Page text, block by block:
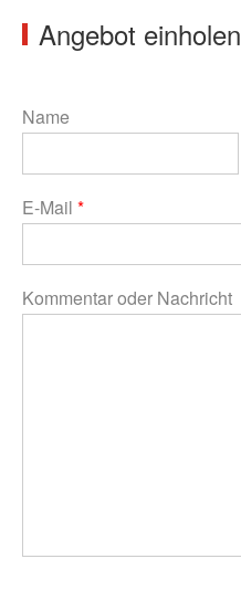
Angebot einholen
Name
E-Mail *
Kommentar oder Nachricht